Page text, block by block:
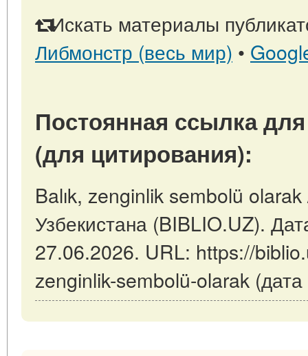
Искать материалы
Либмонстр (весь мир) •
Постоянная ссылка
(для цитирования):
Balık, zenginlik sembolü
Узбекистана (BIBLIO.UZ).
27.06.2026. URL: https://
zenginlik-sembolü-olarak